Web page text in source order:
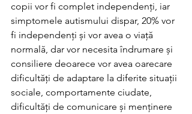
copii vor fi complet independenți, iar
simptomele autismului dispar, 20% vor
fi independenți și vor avea o viață
normală, dar vor necesita îndrumare și
consiliere deoarece vor avea oarecare
dificultăți de adaptare la diferite situații
sociale, comportamente ciudate,
dificultăți de comunicare și menținere